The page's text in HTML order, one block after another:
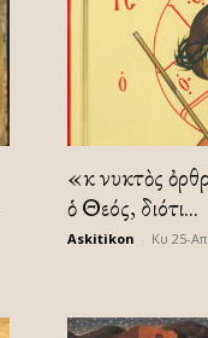
«Ἐκ νυκτὸς
ὁ Θεός, διότι...
Askitikon Κυ 25-